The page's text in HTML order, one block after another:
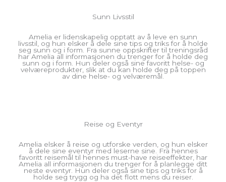
Sunn Livsstil
Amelia er lidenskapelig opptatt av å leve en sunn
livsstil, og hun elsker å dele sine tips og triks for å holde
seg sunn og i form. Fra sunne oppskrifter til treningsråd
har Amelia all informasjonen du trenger for å holde deg
sunn og i form. Hun deler også sine favoritt helse- og
velværeprodukter, slik at du kan holde deg på toppen
av dine helse- og velværemål.
Reise og Eventyr
Amelia elsker å reise og utforske verden, og hun elsker
å dele sine eventyr med leserne sine. Fra hennes
favoritt reisemål til hennes must-have reiseeffekter, har
Amelia all informasjonen du trenger for å planlegge ditt
neste eventyr. Hun deler også sine tips og triks for å
holde seg trygg og ha det flott mens du reiser.